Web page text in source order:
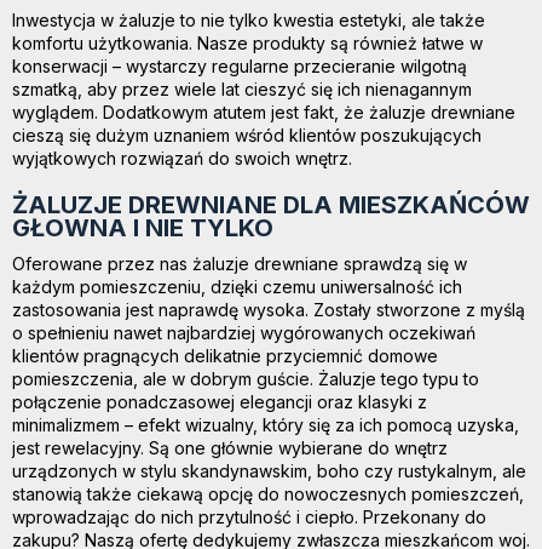
Inwestycja w żaluzje to nie tylko kwestia estetyki, ale także
komfortu użytkowania. Nasze produkty są również łatwe w
konserwacji – wystarczy regularne przecieranie wilgotną
szmatką, aby przez wiele lat cieszyć się ich nienagannym
wyglądem. Dodatkowym atutem jest fakt, że żaluzje drewniane
cieszą się dużym uznaniem wśród klientów poszukujących
wyjątkowych rozwiązań do swoich wnętrz.
ŻALUZJE DREWNIANE DLA MIESZKAŃCÓW
GŁOWNA I NIE TYLKO
Oferowane przez nas żaluzje drewniane sprawdzą się w
każdym pomieszczeniu, dzięki czemu uniwersalność ich
zastosowania jest naprawdę wysoka. Zostały stworzone z myślą
o spełnieniu nawet najbardziej wygórowanych oczekiwań
klientów pragnących delikatnie przyciemnić domowe
pomieszczenia, ale w dobrym guście. Żaluzje tego typu to
połączenie ponadczasowej elegancji oraz klasyki z
minimalizmem – efekt wizualny, który się za ich pomocą uzyska,
jest rewelacyjny. Są one głównie wybierane do wnętrz
urządzonych w stylu skandynawskim, boho czy rustykalnym, ale
stanowią także ciekawą opcję do nowoczesnych pomieszczeń,
wprowadzając do nich przytulność i ciepło. Przekonany do
zakupu? Naszą ofertę dedykujemy zwłaszcza mieszkańcom woj.